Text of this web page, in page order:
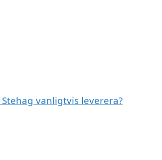
vanligtvis leverera?